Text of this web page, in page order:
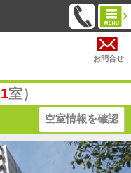
お問合せ
1室）
空室情報を確認